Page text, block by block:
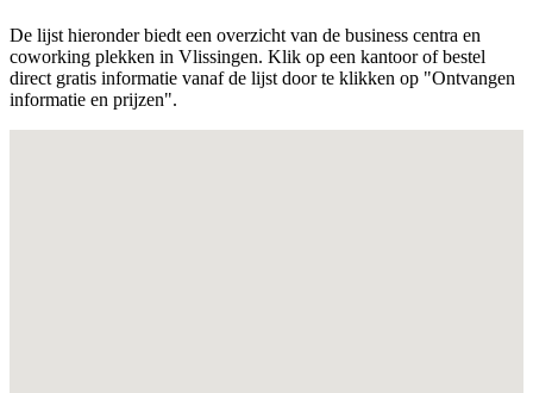
De lijst hieronder biedt een overzicht van de business centra en
coworking plekken in Vlissingen. Klik op een kantoor of bestel
direct gratis informatie vanaf de lijst door te klikken op "Ontvangen
informatie en prijzen".